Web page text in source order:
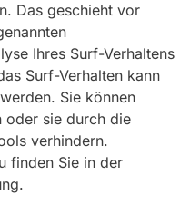
Das geschieht vor
Ihres Surf-Verhaltens
Surf-Verhalten kann
Sie können
oder sie durch die
verhindern.
finden Sie in der